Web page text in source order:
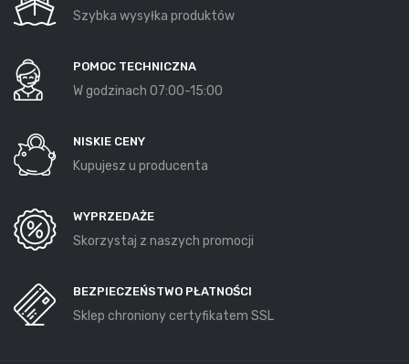
Szybka wysyłka produktów
POMOC TECHNICZNA
W godzinach 07:00-15:00
NISKIE CENY
Kupujesz u producenta
WYPRZEDAŻE
Skorzystaj z naszych promocji
BEZPIECZEŃSTWO PŁATNOŚCI
Sklep chroniony certyfikatem SSL